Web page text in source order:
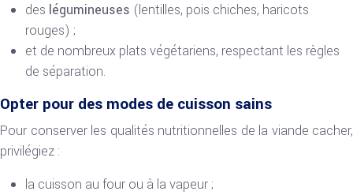
des légumineuses (lentilles, pois chiches, haricots
rouges) ;
et de nombreux plats végétariens, respectant les règles
de séparation.
Opter pour des modes de cuisson sains
Pour conserver les qualités nutritionnelles de la viande cacher,
privilégiez :
la cuisson au four ou à la vapeur ;